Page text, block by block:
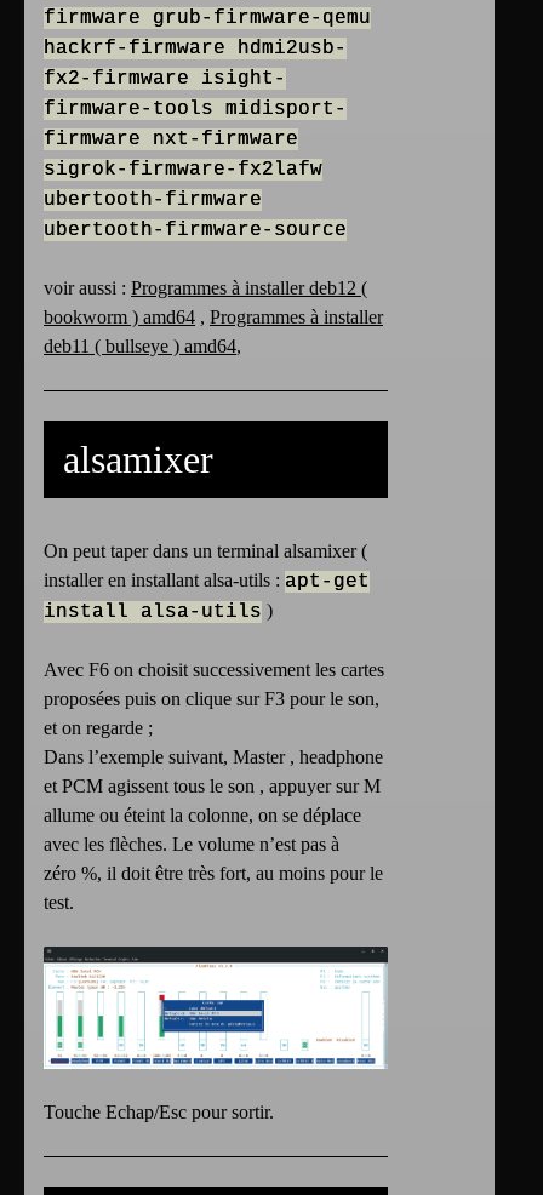
firmware grub-firmware-qemu
hackrf-firmware hdmi2usb-
fx2-firmware isight-
firmware-tools midisport-
firmware nxt-firmware
sigrok-firmware-fx2lafw
ubertooth-firmware
ubertooth-firmware-source
voir aussi : Programmes à installer deb12 (
bookworm ) amd64 , Programmes à installer
deb11 ( bullseye ) amd64,
alsamixer
On peut taper dans un terminal alsamixer (
installer en installant alsa-utils : apt-get
install alsa-utils )
Avec F6 on choisit successivement les cartes
proposées puis on clique sur F3 pour le son,
et on regarde ;
Dans l’exemple suivant, Master , headphone
et PCM agissent tous le son , appuyer sur M
allume ou éteint la colonne, on se déplace
avec les flèches. Le volume n’est pas à
zéro %, il doit être très fort, au moins pour le
test.
Touche Echap/Esc pour sortir.